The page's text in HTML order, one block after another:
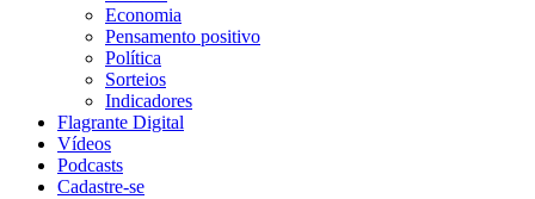
Economia
Pensamento positivo
Política
Sorteios
Indicadores
Flagrante Digital
Vídeos
Podcasts
Cadastre-se